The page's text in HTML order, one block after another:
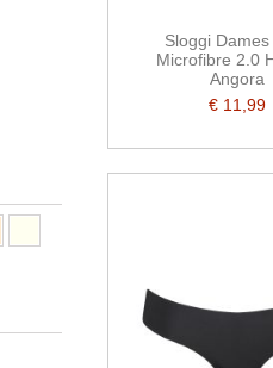
Sloggi
Microfibre 2.0
Angora
€ 11,99